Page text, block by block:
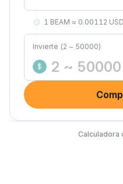
1 BEAM ≈ 0.00112 USD
Invierte (2 ~ 50000)
$
Calculadora